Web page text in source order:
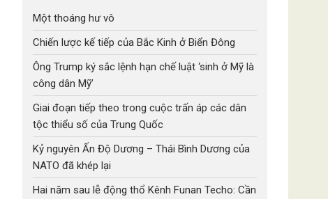
Một thoáng hư vô
Chiến lược kế tiếp của Bắc Kinh ở Biển Đông
Ông Trump ký sắc lệnh hạn chế luật ‘sinh ở Mỹ là
công dân Mỹ’
Giai đoạn tiếp theo trong cuộc trấn áp các dân
tộc thiểu số của Trung Quốc
Kỷ nguyên Ấn Độ Dương – Thái Bình Dương của
NATO đã khép lại
Hai năm sau lễ động thổ Kênh Funan Techo: Cần